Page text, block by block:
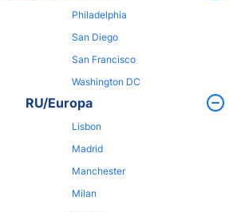
Philadelphia
San Diego
San Francisco
Washington DC
RU/Europa
Lisbon
Madrid
Manchester
Milan